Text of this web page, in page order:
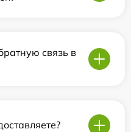
связь в